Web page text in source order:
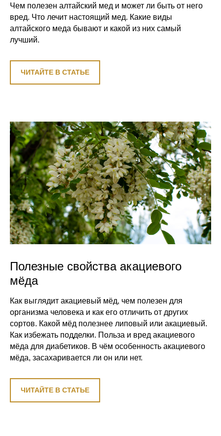
Чем полезен алтайский мед и может ли быть от него
вред. Что лечит настоящий мед. Какие виды
алтайского меда бывают и какой из них самый
лучший.
ЧИТАЙТЕ В СТАТЬЕ
Полезные свойства акациевого
мёда
Как выглядит акациевый мёд, чем полезен для
организма человека и как его отличить от других
сортов. Какой мёд полезнее липовый или акациевый.
Как избежать подделки. Польза и вред акациевого
мёда для диабетиков. В чём особенность акациевого
мёда, засахаривается ли он или нет.
ЧИТАЙТЕ В СТАТЬЕ